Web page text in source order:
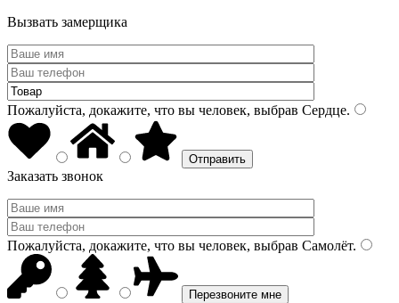
Вызвать замерщика
Пожалуйста, докажите, что вы человек, выбрав Сердце.
Заказать звонок
Пожалуйста, докажите, что вы человек, выбрав Самолёт.